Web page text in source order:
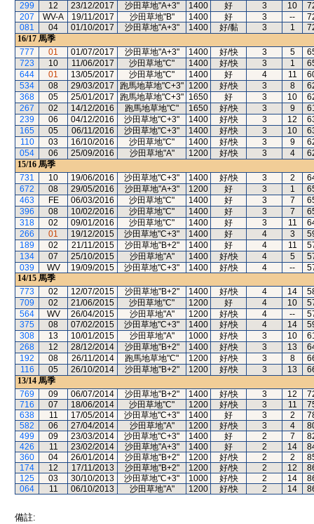
299
12 23/12/2017 沙田草地"A+3" 1400 好 3 10
207
WV-A 19/11/2017 沙田草地"B" 1400 好 3 --
081
04 01/10/2017 沙田草地"A+3" 1400 好/黏 3 1
16/17 馬季
777
01 01/07/2017 沙田草地"A+3" 1400 好/快 3 5
723
10 11/06/2017 沙田草地"C" 1400 好/快 3 1
644
01 13/05/2017 沙田草地"C" 1400 好 4 11
534
08 29/03/2017 跑馬地草地"C+3" 1200 好/快 3 8
368
05 25/01/2017 跑馬地草地"C+3" 1650 好 3 10
267
02 14/12/2016 跑馬地草地"C" 1650 好/快 3 9
239
06 04/12/2016 沙田草地"C+3" 1400 好/快 3 12
165
05 06/11/2016 沙田草地"C+3" 1400 好/快 3 10
110
03 16/10/2016 沙田草地"C" 1400 好/快 3 9
054
06 25/09/2016 沙田草地"A" 1200 好/快 3 4
15/16 馬季
731
10 19/06/2016 沙田草地"C+3" 1400 好/快 3 2
672
08 29/05/2016 沙田草地"A+3" 1200 好 3 1
463
FE 06/03/2016 沙田草地"C" 1400 好 3 7
396
08 10/02/2016 沙田草地"C" 1400 好 3 7
318
02 09/01/2016 沙田草地"C" 1400 好 3 11
266
01 19/12/2015 沙田草地"C+3" 1400 好 4 3
189
02 21/11/2015 沙田草地"B+2" 1400 好 4 11
134
07 25/10/2015 沙田草地"A" 1400 好/快 4 5
039
WV 19/09/2015 沙田草地"C+3" 1400 好/快 4 --
14/15 馬季
773
02 12/07/2015 沙田草地"B+2" 1400 好/快 4 14
709
02 21/06/2015 沙田草地"C" 1200 好 4 10
564
WV 26/04/2015 沙田草地"A" 1200 好/快 4 --
375
08 07/02/2015 沙田草地"C+3" 1400 好/快 4 14
308
13 10/01/2015 沙田草地"A" 1000 好/快 3 10
268
12 28/12/2014 沙田草地"B+2" 1400 好/快 3 13
192
08 26/11/2014 跑馬地草地"C" 1200 好/快 3 8
116
05 26/10/2014 沙田草地"B+2" 1200 好/快 3 13
13/14 馬季
769
09 06/07/2014 沙田草地"B+2" 1400 好/快 3 12
716
07 18/06/2014 沙田草地"C" 1200 好/快 3 11
638
11 17/05/2014 沙田草地"C+3" 1400 好 3 2
582
06 27/04/2014 沙田草地"A" 1200 好/快 3 4
499
09 23/03/2014 沙田草地"C+3" 1400 好 2 7
426
11 23/02/2014 沙田草地"A+3" 1400 好 2 14
360
04 26/01/2014 沙田草地"B+2" 1200 好/快 2 2
174
12 17/11/2013 沙田草地"B+2" 1200 好/快 2 12
125
03 30/10/2013 沙田草地"C+3" 1000 好/快 2 14
064
11 06/10/2013 沙田草地"A" 1200 好/快 2 14
備註: